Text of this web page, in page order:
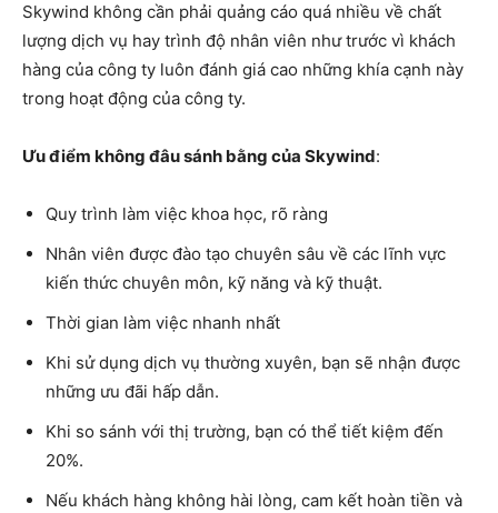
Skywind không cần phải quảng cáo quá nhiều về chất
lượng dịch vụ hay trình độ nhân viên như trước vì khách
hàng của công ty luôn đánh giá cao những khía cạnh này
trong hoạt động của công ty.
Ưu điểm không đâu sánh bằng của Skywind:
Quy trình làm việc khoa học, rõ ràng
Nhân viên được đào tạo chuyên sâu về các lĩnh vực
kiến thức chuyên môn, kỹ năng và kỹ thuật.
Thời gian làm việc nhanh nhất
Khi sử dụng dịch vụ thường xuyên, bạn sẽ nhận được
những ưu đãi hấp dẫn.
Khi so sánh với thị trường, bạn có thể tiết kiệm đến
20%.
Nếu khách hàng không hài lòng, cam kết hoàn tiền và